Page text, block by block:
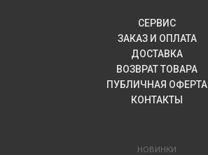
СЕРВИС
ЗАКАЗ И ОПЛАТА
ДОСТАВКА
ВОЗВРАТ ТОВАРА
ПУБЛИЧНАЯ ОФЕРТА
КОНТАКТЫ
НОВИНКИ